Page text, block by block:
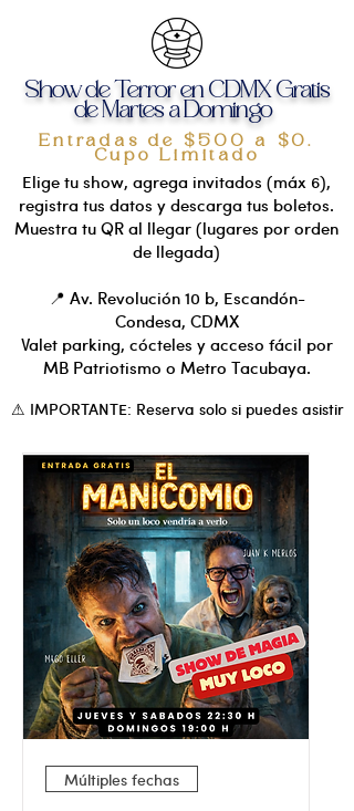
Show de Terror en CDMX Gratis
de Martes a Domingo
Entradas de $500 a $0.
Cupo Limitado
Elige tu show, agrega invitados (máx 6),
registra tus datos y descarga tus boletos.
Muestra tu QR al llegar (lugares por orden
de llegada)
📍 Av. Revolución 10 b, Escandón-
Condesa, CDMX
Valet parking, cócteles y acceso fácil por
MB Patriotismo o Metro Tacubaya.
⚠ IMPORTANTE: Reserva solo si puedes asistir
Múltiples fechas